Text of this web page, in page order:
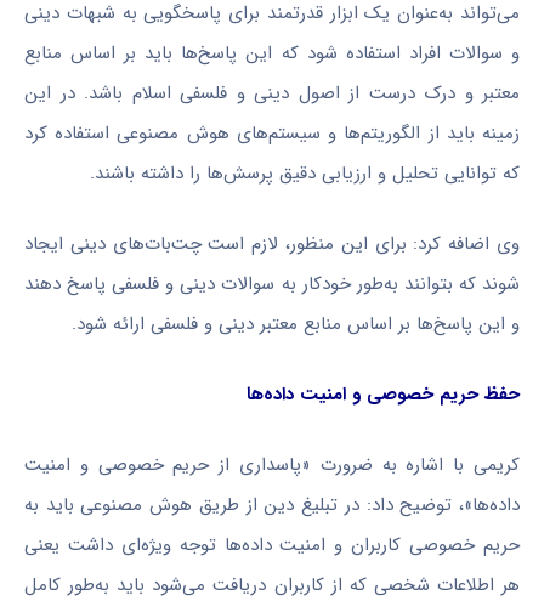
می‌تواند به‌عنوان یک ابزار قدرتمند برای پاسخگویی به شبهات دینی
و سوالات افراد استفاده شود که این پاسخ‌ها باید بر اساس منابع
معتبر و درک درست از اصول دینی و فلسفی اسلام باشد. در این
زمینه باید از الگوریتم‌ها و سیستم‌های هوش مصنوعی استفاده کرد
که توانایی تحلیل و ارزیابی دقیق پرسش‌ها را داشته باشند.
وی اضافه کرد: برای این منظور، لازم استچت‌بات‌های دینی ایجاد
شوند که بتوانند به‌طور خودکار به سوالات دینی و فلسفی پاسخ دهند
و این پاسخ‌ها بر اساس منابع معتبر دینی و فلسفی ارائه شود.
حفظ حریم خصوصی و امنیت داده‌ها
کریمی با اشاره به ضرورت «پاسداری از حریم خصوصی و امنیت
داده‌ها»، توضیح داد: در تبلیغ دین از طریق هوش مصنوعی باید به
حریم خصوصی کاربران و امنیت داده‌ها توجه ویژه‌ای داشت یعنی
هر اطلاعات شخصی که از کاربران دریافت می‌شود باید به‌طور کامل